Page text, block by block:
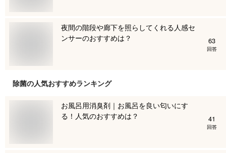
夜間の階段や廊下を照らしてくれる人感セ
ンサーのおすすめは？
63
回答
除菌の人気おすすめランキング
お風呂用消臭剤｜お風呂を良い匂いにす
る！人気のおすすめは？
41
回答